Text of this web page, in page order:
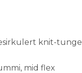
knit-tunge
mid flex